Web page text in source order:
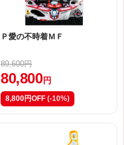
Ｐ愛の不時着ＭＦ
89,600円
80,800 円
8,800円OFF (-10%)